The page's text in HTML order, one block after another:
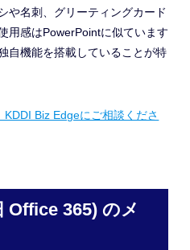
や名刺、グリーティングカード
用感はPowerPointに似ています
自機能を搭載していることが特
Biz Edgeにご相談くださ
Office 365) のメ